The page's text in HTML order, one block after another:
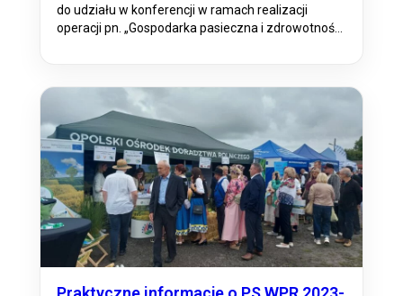
do udziału w konferencji w ramach realizacji
operacji pn. „Gospodarka pasieczna i zdrowotność
omówione następujące tematy: Konferencja
będzie okazją do wymiany doświadczeń,
poszerzenia wiedzy oraz dyskusjina temat
aktualnych wyzwań i możliwości…